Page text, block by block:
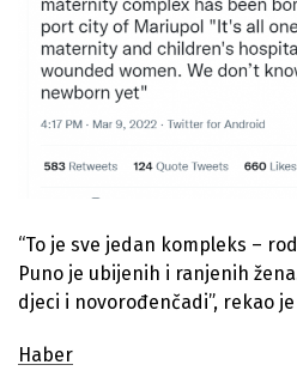
“To je sve jedan kompleks –
Puno je ubijenih i ranjenih
djeci i novorođenčadi”, rekao
Haber